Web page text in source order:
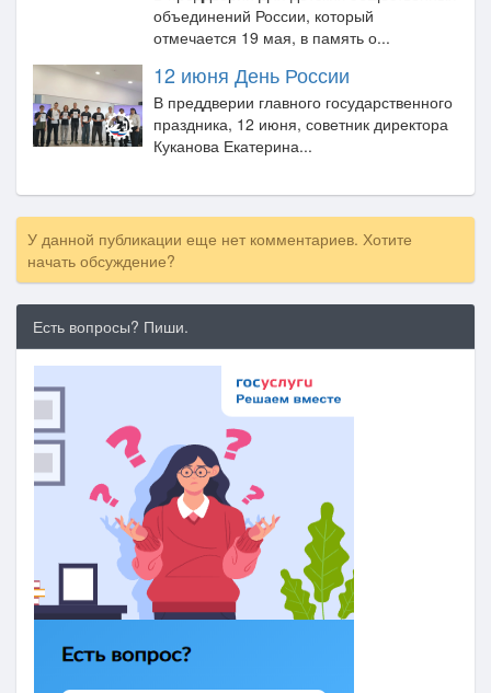
объединений России, который
отмечается 19 мая, в память о...
12 июня День России
В преддверии главного государственного
праздника, 12 июня, советник директора
Куканова Екатерина...
У данной публикации еще нет комментариев. Хотите
начать обсуждение?
Есть вопросы? Пиши.